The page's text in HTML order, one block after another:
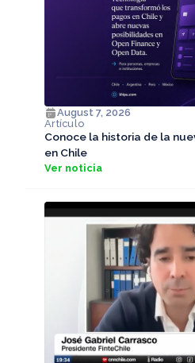
August 7, 2026
Artículo
Conoce la historia de la
en Chile
Ver noticia